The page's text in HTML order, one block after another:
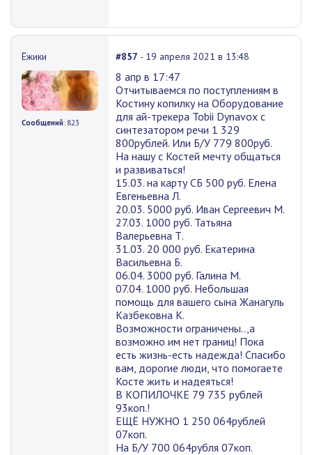
Ёжики
Сообщений: 823
#857 - 19 апреля 2021 в 13:48
8 апр в 17:47
Отчитываемся по поступлениям в
Костину копилку на Оборудование
для ай-трекера Tobii Dynavox с
синтезатором речи 1 329
800рублей. Или Б/У 779 800руб.
На нашу с Костей мечту общаться
и развиваться!
15.03. на карту СБ 500 руб. Елена
Евгеньевна Л.
20.03. 5000 руб. Иван Сергеевич М.
27.03. 1000 руб. Татьяна
Валерьевна Т.
31.03. 20 000 руб. Екатерина
Васильевна Б.
06.04. 3000 руб. Галина М.
07.04. 1000 руб. Небольшая
помощь для вашего сына Жанагуль
Казбековна К.
Возможности ограничены..,а
возможно им нет границ! Пока
есть жизнь-есть надежда! Спасибо
вам, дорогие люди, что помогаете
Косте жить и надеяться!
В КОПИЛОЧКЕ 79 735 рублей
93коп.!
ЕЩЁ НУЖНО 1 250 064рублей
07коп.
На Б/У 700 064рубля 07коп.